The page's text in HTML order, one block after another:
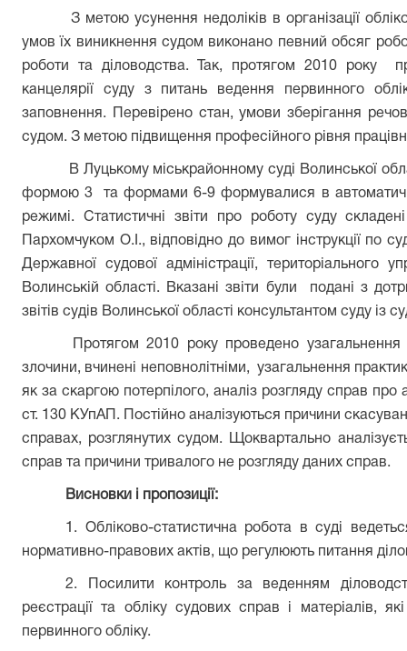
З метою усунення недоліків в організації
умов їх виникнення судом виконано певний обсяг
роботи та діловодства. Так, протягом 2010 року
канцелярії суду з питань ведення первинного
заповнення. Перевірено стан, умови зберігання
судом. З метою підвищення професійного рівня
В Луцькому міськрайонному суді Волинської
формою 3 та формами 6-9 формувалися в
режимі. Статистичні звіти про роботу суду
Пархомчуком О.І., відповідно до вимог інструкції по
Державної судової адміністрації, територіального
Волинській області. Вказані звіти були подані з
звітів судів Волинської області консультантом суду із
Протягом 2010 року проведено
злочини, вчинені неповнолітніми, узагальнення
як за скаргою потерпілого, аналіз розгляду справ про
ст. 130 КУпАП. Постійно аналізуються причини
справах, розглянутих судом. Щоквартально
справ та причини тривалого не розгляду даних справ.
Висновки і пропозиції:
1. Обліково-статистична робота в суді
нормативно-правових актів, що регулюють питання
2. Посилити контроль за веденням
реєстрації та обліку судових справ і матеріалів,
первинного обліку.